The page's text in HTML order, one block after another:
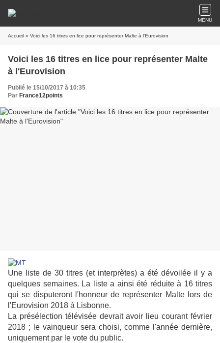
MENU
Accueil » Voici les 16 titres en lice pour représenter Malte à l'Eurovision
Voici les 16 titres en lice pour représenter Malte
à l'Eurovision
Publié le 15/10/2017 à 10:35
Par France12points
Une liste de 30 titres (et interprètes) a été dévoilée il y a
quelques semaines. La liste a ainsi été réduite à 16 titres
qui se disputeront l'honneur de représenter Malte lors de
l'Eurovision 2018 à Lisbonne.
La présélection télévisée devrait avoir lieu courant février
2018 ; le vainqueur sera choisi, comme l'année dernière,
uniquement par le vote du public.